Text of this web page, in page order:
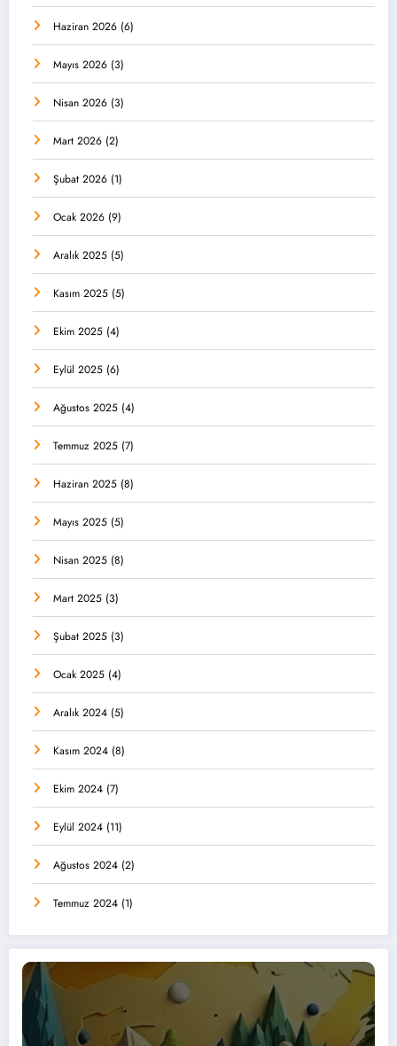
Haziran 2026 (6)
Mayıs 2026 (3)
Nisan 2026 (3)
Mart 2026 (2)
Şubat 2026 (1)
Ocak 2026 (9)
Aralık 2025 (5)
Kasım 2025 (5)
Ekim 2025 (4)
Eylül 2025 (6)
Ağustos 2025 (4)
Temmuz 2025 (7)
Haziran 2025 (8)
Mayıs 2025 (5)
Nisan 2025 (8)
Mart 2025 (3)
Şubat 2025 (3)
Ocak 2025 (4)
Aralık 2024 (5)
Kasım 2024 (8)
Ekim 2024 (7)
Eylül 2024 (11)
Ağustos 2024 (2)
Temmuz 2024 (1)